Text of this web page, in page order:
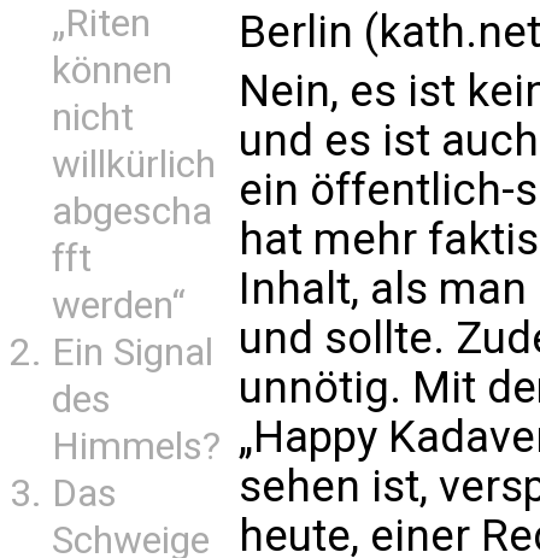
„Riten
können
nicht
willkürlich
abgescha
fft
werden“
Ein Signal
des
Himmels?
Das
Schweige
Berlin
Nein, es ist
und es ist
ein öffentlich-
hat mehr
Inhalt, als
und sollte.
unnötig. Mit
„Happy
sehen ist,
heute, einer